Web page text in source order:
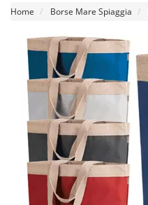
Home Borse Mare Spiaggia